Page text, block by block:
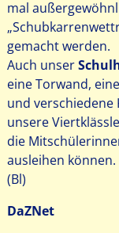
mal
gemacht werden.
Auch unser
eine Torwand,
und verschiedene
unsere
die
ausleihen können.
(Bl)
DaZNet